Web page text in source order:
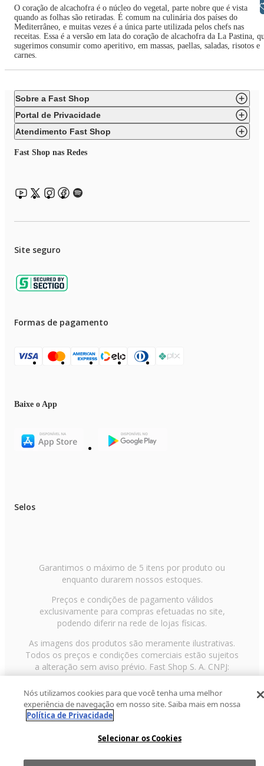
O coração de alcachofra é o núcleo do vegetal, parte nobre que é vista
quando as folhas são retiradas. É comum na culinária dos países do
Mediterrâneo, e muitas vezes é a única parte utilizada pelos chefs nas
receitas. Essa é a versão em lata do coração de alcachofra da La Pastina,
sugerimos consumir como aperitivo, em massas, paellas, saladas, risotos e
carnes.
Sobre a Fast Shop
Portal de Privacidade
Atendimento Fast Shop
Fast Shop nas Redes
Site seguro
Formas de pagamento
Baixe o App
Selos
Garantimos o máximo de 5 itens por produto ou
enquanto durarem nossos estoques.
Preços e condições de pagamento válidos
exclusivamente para compras efetuadas no site,
podendo diferir na rede de lojas físicas.
As imagens dos produtos são meramente ilustrativas.
Todos os preços e condições comerciais estão sujeitos
a alteração sem aviso prévio. Fast Shop S. A. CNPJ:
43.708.379/0001-00
Avenida Zaki Narchi, nº 1650, sobreloja, Carandiru, São
Paulo/SP, CEP 02029-001, Telefone: 11 3003-3728 ©
2013 Fast Shop - Todos os direitos reservados
Nós utilizamos cookies para que você tenha uma melhor
experiência de navegação em nosso site. Saiba mais em nossa
Política de Privacidade
Selecionar os Cookies
Libras